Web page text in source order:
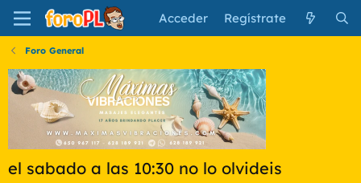
Acceder Regístrate
Foro General
el sabado a las 10:30 no lo olvideis